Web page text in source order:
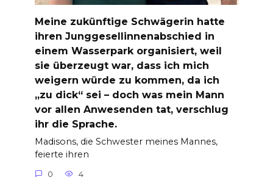
Meine zukünftige Schwägerin hatte
ihren Junggesellinnenabschied in
einem Wasserpark organisiert, weil
sie überzeugt war, dass ich mich
weigern würde zu kommen, da ich
„zu dick“ sei – doch was mein Mann
vor allen Anwesenden tat, verschlug
ihr die Sprache.
Madisons, die Schwester meines Mannes,
feierte ihren
0 4